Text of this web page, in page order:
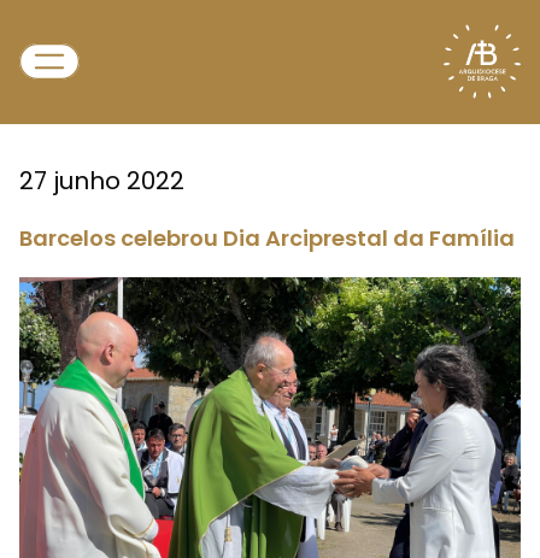
27 junho 2022
Barcelos celebrou Dia Arciprestal da Família